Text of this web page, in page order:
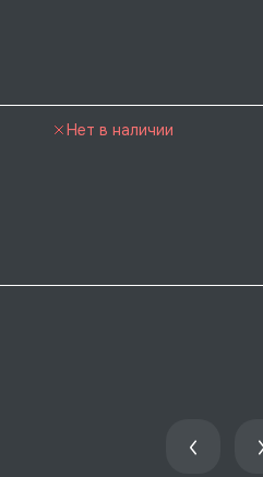
Нет в наличии